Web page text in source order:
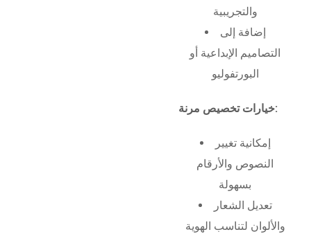
والتجريبية
إضافة إلى
التصاميم الإبداعية أو
البورتفوليو
خيارات تخصيص مرنة:
إمكانية تغيير
النصوص والأرقام
بسهولة
تعديل الشعار
والألوان لتناسب الهوية